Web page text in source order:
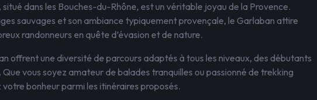
dans les Bouches-du-Rhône, est un véritable joyau de la Provence.
sauvages et son ambiance typiquement provençale, le Garlaban attire
randonneurs en quête d’évasion et de nature.
offrent une diversité de parcours adaptés à tous les niveaux, des débutants
vous soyez amateur de balades tranquilles ou passionné de trekking
bonheur parmi les itinéraires proposés.